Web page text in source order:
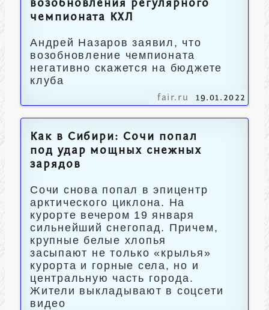
возобновления регулярного
чемпионата КХЛ
Андрей Назаров заявил, что
возобновление чемпионата
негативно скажется на бюджете
клуба
fair.ru 19.01.2022
Как в Сибири: Сочи попал
под удар мощных снежных
зарядов
Сочи снова попал в эпицентр
арктического циклона. На
курорте вечером 19 января
сильнейший снегопад. Причем,
крупные белые хлопья
засыпают не только «крылья»
курорта и горные села, но и
центральную часть города.
Жители выкладывают в соцсети
видео